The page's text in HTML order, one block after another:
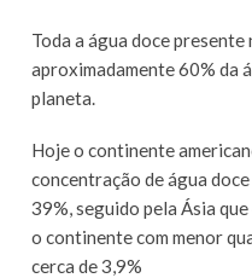
Toda a água doce
aproximadamente 60% da
planeta.
Hoje o continente
concentração de água
39%, seguido pela Ásia
o continente com menor
cerca de 3,9%